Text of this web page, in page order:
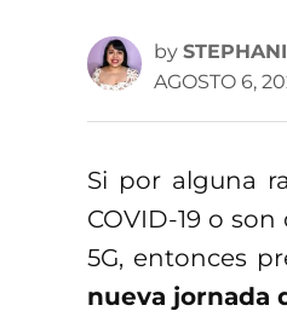
by
AGOSTO 6,
Si por alguna
COVID-19 o
5G, entonces
nueva jornada